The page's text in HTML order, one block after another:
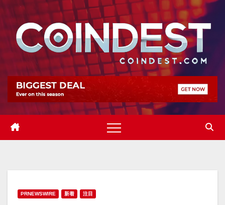
Skip
content
PRNEWSWIRE 新着 注目